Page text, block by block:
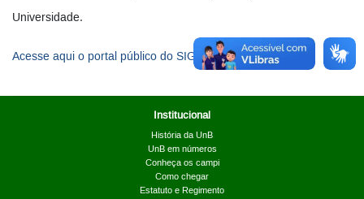
Universidade.
Acesse aqui o portal público do SIGRH
Institucional
História da UnB
UnB em números
Conheça os campi
Como chegar
Estatuto e Regimento